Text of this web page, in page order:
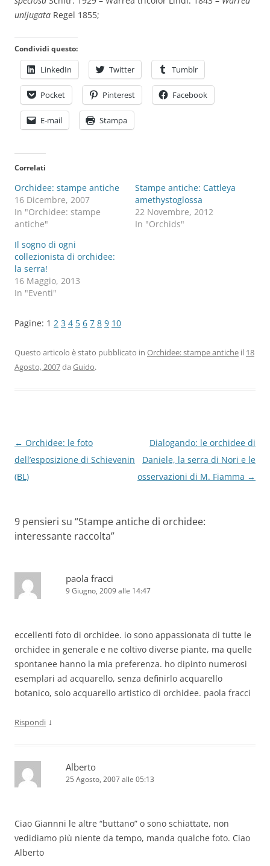
unijugata Regel 1855;
Condividi questo:
LinkedIn Twitter Tumblr
Pocket Pinterest Facebook
E-mail Stampa
Correlati
Orchidee: stampe antiche
16 Dicembre, 2007
In "Orchidee: stampe
antiche"
Stampe antiche: Cattleya
amethystoglossa
22 Novembre, 2012
In "Orchids"
Il sogno di ogni
collezionista di orchidee:
la serra!
16 Maggio, 2013
In "Eventi"
Pagine: 1 2 3 4 5 6 7 8 9 10
Questo articolo è stato pubblicato in Orchidee: stampe antiche il 18
Agosto, 2007da Guido.
Navigazione
articolo
← Orchidee: le foto
dell’esposizione di Schievenin
(BL)
Dialogando: le orchidee di
Daniele, la serra di Nori e le
osservazioni di M. Fiamma →
9 pensieri su “Stampe antiche di orchidee:
interessante raccolta”
paola fracci
9 Giugno, 2009 alle 14:47
eccellenti foto di orchidee. io sono appassionata di tutte le
orchidee in generale e ne coltivo diverse piante, ma quelle
spontanee hanno la mia preferenza. ho dipinto numerosi
esemplari ad acquarello, senza definirlo acquarello
botanico, solo acquarello artistico di orchidee. paola fracci
Rispondi ↓
Alberto
25 Agosto, 2007 alle 05:13
Ciao Giannni le altre “buttano” o sono schiattate, non
vedidiamo più niente da tempo, manda qualche foto. Ciao
Alberto